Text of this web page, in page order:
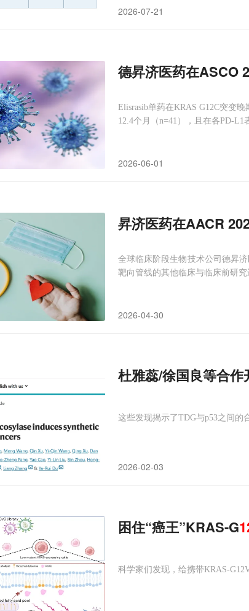
2026-07-21
德昇济医药在ASCO
Elisrasib单药在KRAS G12C突变
12.4个月（n=41），且在各PD-L1
2026-06-01
昇济医药在AACR
全球临床阶段生物技术公司德昇
靶向管线的其他临床与临床前研究
2026-04-30
杜雅蕊/徐国良等合作
这些发现揭示了TDG与p53之间的
2026-02-03
困住“癌王”KRAS-G
科学家们发现，给携带KRAS-